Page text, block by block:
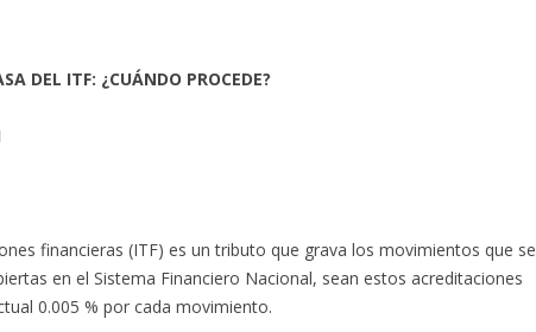
DEL ITF: ¿CUÁNDO PROCEDE?
financieras (ITF) es un tributo que grava los movimientos que se
en el Sistema Financiero Nacional, sean estos acreditaciones
0.005 % por cada movimiento.